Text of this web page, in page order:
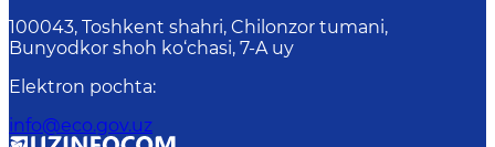
100043, Toshkent shahri, Chilonzor tumani,
Bunyodkor shoh ko‘chasi, 7-A uy
Elektron pochta:
info@eco.gov.uz